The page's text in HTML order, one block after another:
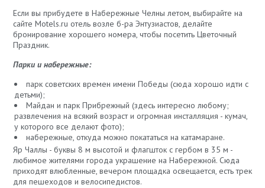
Если вы прибудете в Набережные Челны летом, выбирайте на
сайте Motels.ru отель возле б-ра Энтузиастов, делайте
бронирование хорошего номера, чтобы посетить Цветочный
Праздник.
Парки и набережные:
парк советских времен имени Победы (сюда хорошо идти с
детьми);
Майдан и парк Прибрежный (здесь интересно любому;
развлечения на всякий возраст и огромная инсталляция - кумач,
у которого все делают фото);
набережные, откуда можно покататься на катамаране.
Яр Чаллы - буквы 8 м высотой и флагшток с гербом в 35 м -
любимое жителями города украшение на Набережной. Сюда
приходят влюбленные, вечером площадка освещается, есть трек
для пешеходов и велосипедистов.